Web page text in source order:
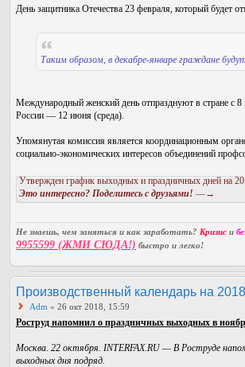
День защитника Отечества 23 февраля, который будет
Таким образом, в декабре-январе граждане
Международный женский день отпразднуют в стране с
России — 12 июня (среда).
Упомянутая комиссия является координационным
социально-экономических интересов объединений
Утвержден график выходных и праздничных дней на
Это интересно? Поделитесь с друзьями! —→
Не знаешь, чем заняться и как заработать? Кризис и
9955599 (ЖМИ СЮДА!) быстро и легко!
Производственный календарь на
Adm » 26 окт 2018, 15:59
Роструд напомнил о праздничных выходных в
Москва. 22 октября. INTERFAX.RU — В Роструде
выходных дня подряд.